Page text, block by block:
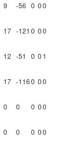
9 -56 0 00
17 -121 0 00
12 -51 0 0 1
17 -1160 00
0 0 0 00
0 0 0 00